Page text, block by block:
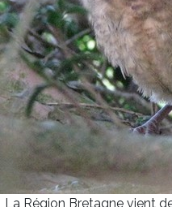
La Région Bretagne vient